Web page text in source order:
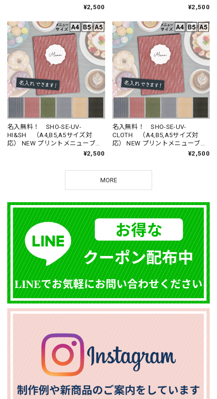
ューブック （受注生産品）¥2,500 ¥2,500
名入無料！ SHO-SE-UV-
HI&SH （A4,B5,A5サイズ対
応） NEW プリントメニューブッ
¥2,500
名入無料！ SHO-SE-UV-
CLOTH （A4,B5,A5サイズ対
応） NEW プリントメニューブッ
¥2,500
MORE